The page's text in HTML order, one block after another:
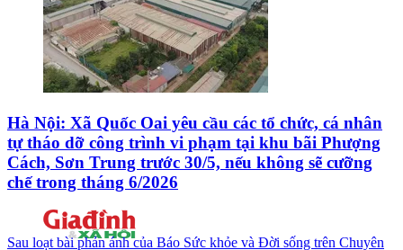
Hà Nội: Xã Quốc Oai yêu cầu các tổ chức, cá nhân
tự tháo dỡ công trình vi phạm tại khu bãi Phượng
Cách, Sơn Trung trước 30/5, nếu không sẽ cưỡng
chế trong tháng 6/2026
Sau loạt bài phản ánh của Báo Sức khỏe và Đời sống trên Chuyên